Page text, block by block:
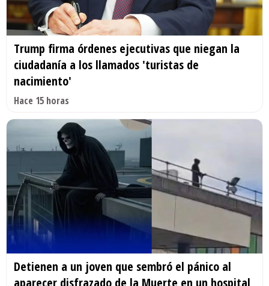
Trump firma órdenes ejecutivas que niegan la
ciudadanía a los llamados 'turistas de
nacimiento'
Hace 15 horas
Detienen a un joven que sembró el pánico al